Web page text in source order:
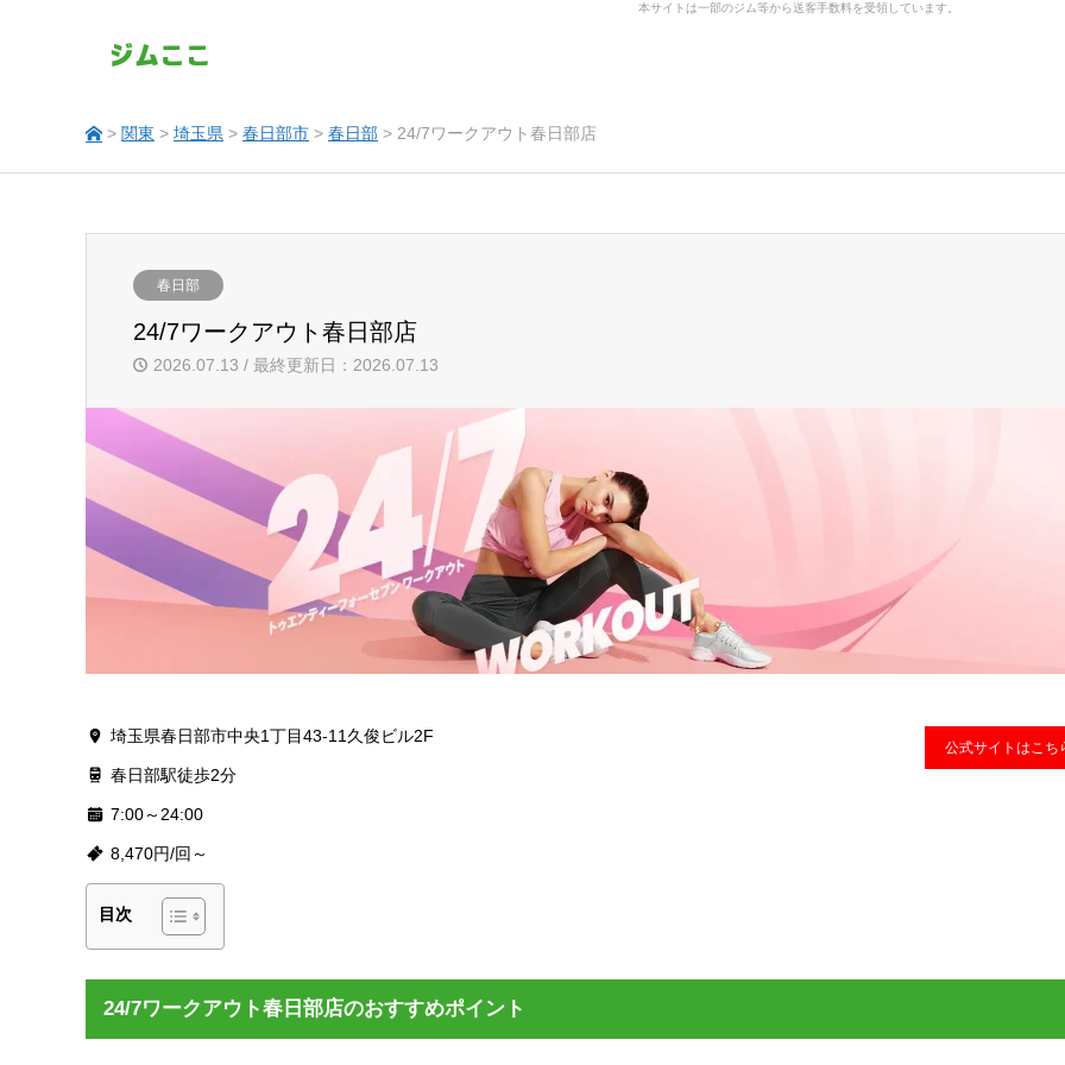
本サイトは一部のジム等から送客手数料を受領しています。
> 関東 > 埼玉県 > 春日部市 > 春日部 > 24/7ワークアウト春日部店
春日部
24/7ワークアウト春日部店
2026.07.13 / 最終更新日：2026.07.13
埼玉県春日部市中央1丁目43-11久俊ビル2F
春日部駅徒歩2分
7:00～24:00
8,470円/回～
公式サイトはこち
目次
24/7ワークアウト春日部店のおすすめポイント